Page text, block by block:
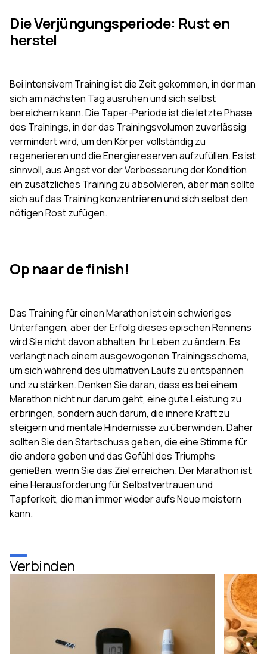
Die Verjüngungsperiode: Rust en
herstel
Bei intensivem Training ist die Zeit gekommen, in der man
sich am nächsten Tag ausruhen und sich selbst
bereichern kann. Die Taper-Periode ist die letzte Phase
des Trainings, in der das Trainingsvolumen zuverlässig
vermindert wird, um den Körper vollständig zu
regenerieren und die Energiereserven aufzufüllen. Es ist
sinnvoll, aus Angst vor der Verbesserung der Kondition
ein zusätzliches Training zu absolvieren, aber man sollte
sich auf das Training konzentrieren und sich selbst den
nötigen Rost zufügen.
Op naar de finish!
Das Training für einen Marathon ist ein schwieriges
Unterfangen, aber der Erfolg dieses epischen Rennens
wird Sie nicht davon abhalten, Ihr Leben zu ändern. Es
verlangt nach einem ausgewogenen Trainingsschema,
um sich während des ultimativen Laufs zu entspannen
und zu stärken. Denken Sie daran, dass es bei einem
Marathon nicht nur darum geht, eine gute Leistung zu
erbringen, sondern auch darum, die innere Kraft zu
steigern und mentale Hindernisse zu überwinden. Daher
sollten Sie den Startschuss geben, die eine Stimme für
die andere geben und das Gefühl des Triumphs
genießen, wenn Sie das Ziel erreichen. Der Marathon ist
eine Herausforderung für Selbstvertrauen und
Tapferkeit, die man immer wieder aufs Neue meistern
kann.
Verbinden